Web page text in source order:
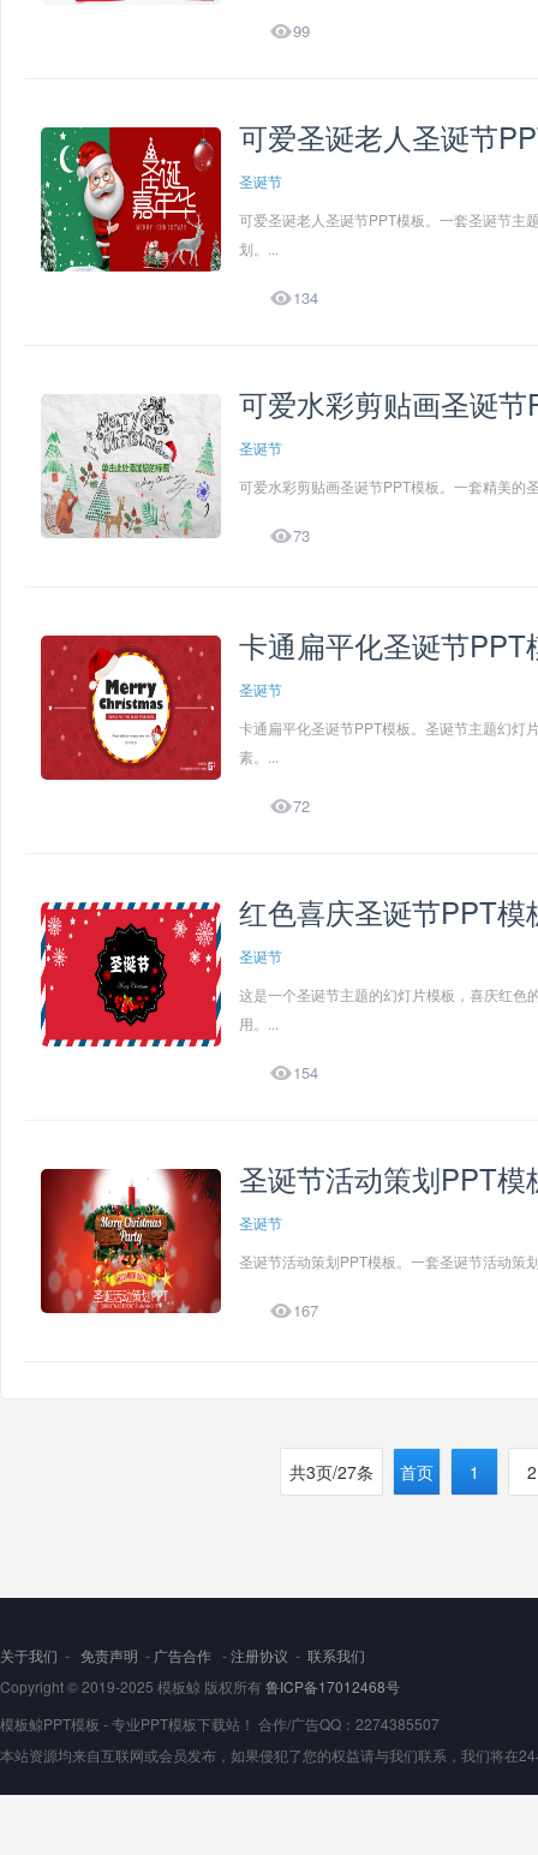
99
可爱圣诞老人圣诞节
圣诞节
可爱圣诞老人圣诞节PPT模板。一套圣诞节主
划。...
134
可爱水彩剪贴画圣诞节
圣诞节
可爱水彩剪贴画圣诞节PPT模板。一套精美的
73
卡通扁平化圣诞节PPT
圣诞节
卡通扁平化圣诞节PPT模板。圣诞节主题幻灯
素。...
72
红色喜庆圣诞节PPT模
圣诞节
这是一个圣诞节主题的幻灯片模板，喜庆红色
用。...
154
圣诞节活动策划PPT模
圣诞节
圣诞节活动策划PPT模板。一套圣诞节活动策
167
共3页/27条 首页 1 2
关于我们 - 免责声明 - 广告合作 -注册协议 - 联系我们
Copyright © 2019-2025 模板鲸 版权所有鲁ICP备17012468号
模板鲸PPT模板 - 专业PPT模板下载站！ 合作/广告QQ：2274385507
本站资源均来自互联网或会员发布，如果侵犯了您的权益请与我们联系，我们将在